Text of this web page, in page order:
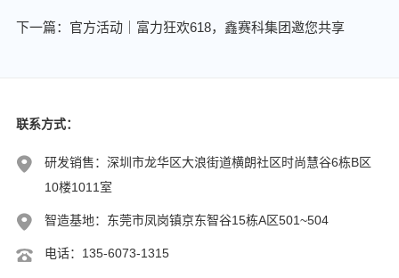
下一篇：官方活动｜富力狂欢618，鑫赛科集团邀您共享
联系方式：
研发销售：深圳市龙华区大浪街道横朗社区时尚慧谷6栋B区
10楼1011室
智造基地：东莞市凤岗镇京东智谷15栋A区501~504
电话：135-6073-1315